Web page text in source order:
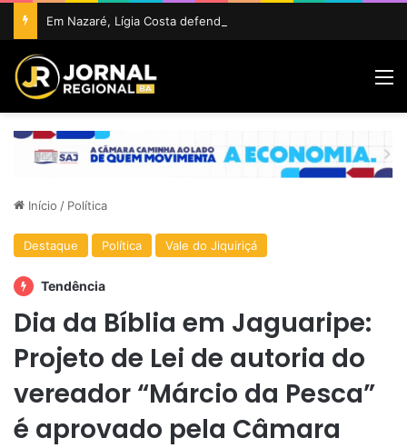
Início / Política
Destaque Política Vale do Jiquiriçá
Tendência
Dia da Bíblia em Jaguaripe:
Projeto de Lei de autoria do
vereador “Márcio da Pesca”
é aprovado pela Câmara